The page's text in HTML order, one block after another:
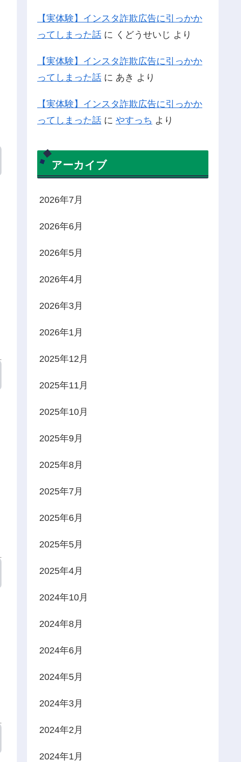
【実体験】インスタ詐欺広告に引っかか
ってしまった話 に くどうせいじ より
【実体験】インスタ詐欺広告に引っかか
ってしまった話 に あき より
【実体験】インスタ詐欺広告に引っかか
ってしまった話 に やすっち より
アーカイブ
2026年7月
2026年6月
2026年5月
2026年4月
2026年3月
2026年1月
2025年12月
2025年11月
2025年10月
2025年9月
2025年8月
2025年7月
2025年6月
2025年5月
2025年4月
2024年10月
2024年8月
2024年6月
2024年5月
2024年3月
2024年2月
2024年1月